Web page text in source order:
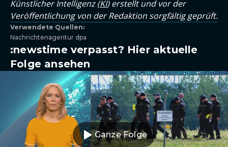
Künstlicher Intelligenz (KI) erstellt und vor der
Veröffentlichung von der Redaktion sorgfältig geprüft.
Verwendete Quellen:
Nachrichtenagentur dpa
:newstime verpasst? Hier aktuelle
Folge ansehen
Ganze Folge